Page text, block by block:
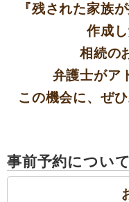
『残された家族
作成し
相続の
弁護士がア
この機会に、ぜ
事前予約について